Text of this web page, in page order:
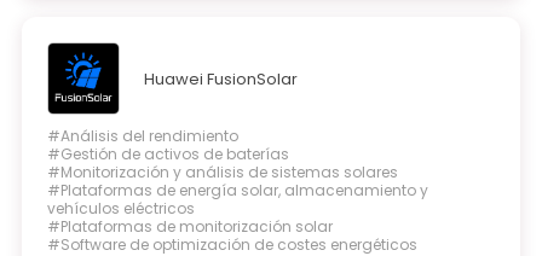
Huawei FusionSolar
#Análisis del rendimiento
#Gestión de activos de baterías
#Monitorización y análisis de sistemas solares
#Plataformas de energía solar, almacenamiento y
vehículos eléctricos
#Plataformas de monitorización solar
#Software de optimización de costes energéticos